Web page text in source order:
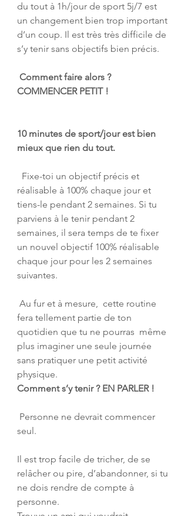
du tout à 1h/jour de sport 5j/7 est
un changement bien trop important
d’un coup. Il est très très difficile de
s’y tenir sans objectifs bien précis.
COMMENCER PETIT !
10 minutes de sport/jour est bien
mieux que rien du tout.
réalisable à 100% chaque jour et
tiens-le pendant 2 semaines. Si tu
parviens à le tenir pendant 2
semaines, il sera temps de te fixer
un nouvel objectif 100% réalisable
chaque jour pour les 2 semaines
suivantes.
fera tellement partie de ton
quotidien que tu ne pourras  même
plus imaginer une seule journée
sans pratiquer une petit activité
physique.
Comment s’y tenir ? EN PARLER !
seul.
Il est trop facile de tricher, de se
relâcher ou pire, d’abandonner, si tu
ne dois rendre de compte à
personne.